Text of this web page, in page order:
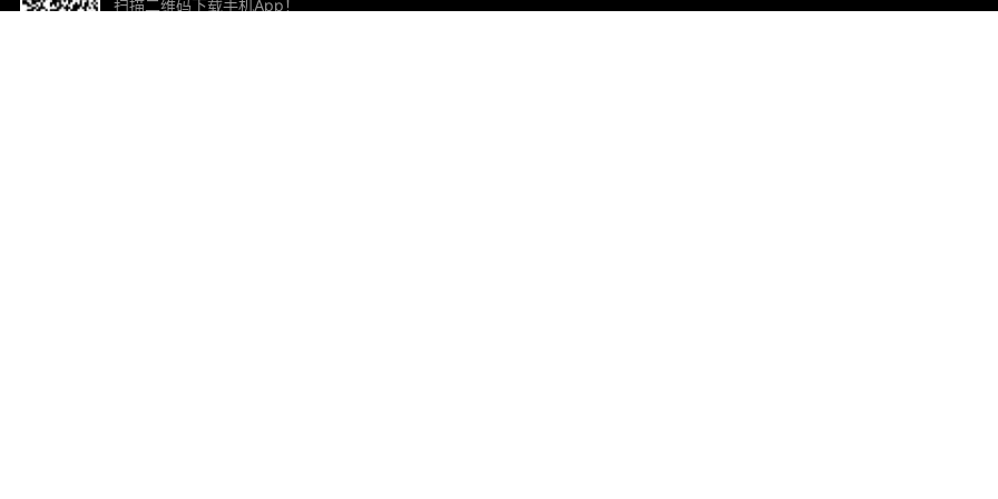
扫描二维码下载手机App！